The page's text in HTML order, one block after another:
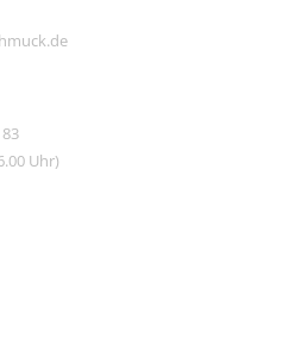
83
Uhr)